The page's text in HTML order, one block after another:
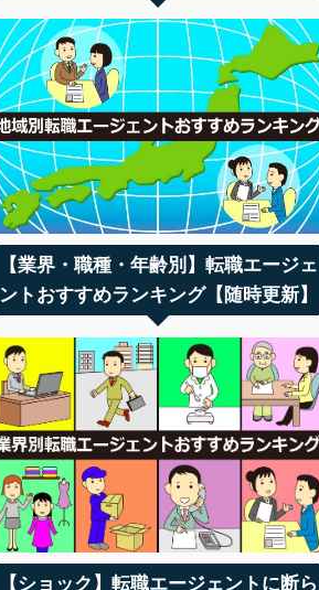
【業界・職種・年齢別】転職エージェ
ントおすすめランキング【随時更新】
【ショック】転職エージェントに断ら